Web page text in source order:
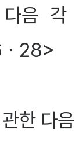
다음
28>
한 다